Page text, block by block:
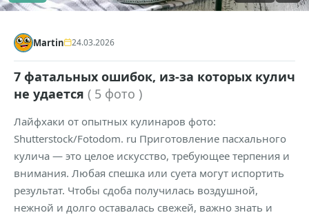
Martin 24.03.2026
7 фатальных ошибок, из-за которых кулич
не удается ( 5 фото )
Лайфхаки от опытных кулинаров фото:
Shutterstock/Fotodom. ru Приготовление пасхального
кулича — это целое искусство, требующее терпения и
внимания. Любая спешка или суета могут испортить
результат. Чтобы сдоба получилась воздушной,
нежной и долго оставалась свежей, важно знать и